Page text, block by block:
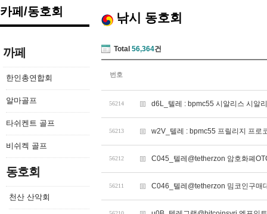
카페/동호회
까페
한인총연합회
알마골프
타쉬켄트 골프
비쉬켁 골프
동호회
천산 산악회
낚시 동호회
Total 56,364건
번호
56214 d6L_텔레 : bpmc55 시알리스 시알
56213 w2V_텔레 : bpmc55 프릴리지 프로
56212 C045_텔레@tetherzon 암호화폐
56211 C046_텔레@tetherzon 밈코인구매